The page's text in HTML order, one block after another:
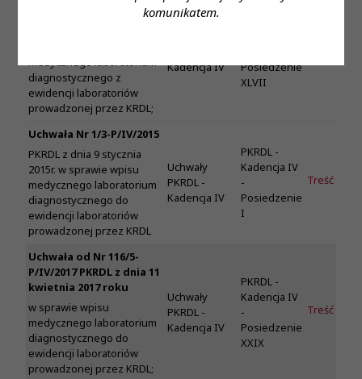
komunikatem.
P/IV/2018 PKRDL z dnia 13
medycznego laboratorium
diagnostycznego z
ewidencji laboratoriów
prowadzonej przez KRDL;
Kadencja IV
Posiedzenie
XLVII
Uchwała Nr 1/3-P/IV/2015
PKRDL z dnia 9 stycznia
2015r. w sprawie wpisu
medycznego laboratorium
diagnostycznego do
ewidencji laboratoriów
prowadzonej przez KRDL
Uchwały
PKRDL -
Kadencja IV
PKRDL -
Kadencja IV
-
Posiedzenie
I
Treść
Uchwała od Nr 116/5-
P/IV/2017 PKRDL z dnia 11
kwietnia 2017 roku
w sprawie wpisu
medycznego laboratorium
diagnostycznego do
ewidencji laboratoriów
prowadzonej przez KRDL;
Uchwały
PKRDL -
Kadencja IV
PKRDL -
Kadencja IV
-
Posiedzenie
XXIX
Treść